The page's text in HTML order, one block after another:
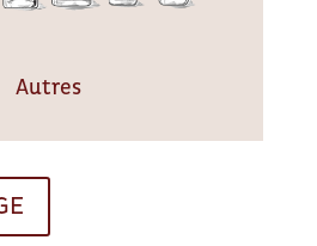
Autres